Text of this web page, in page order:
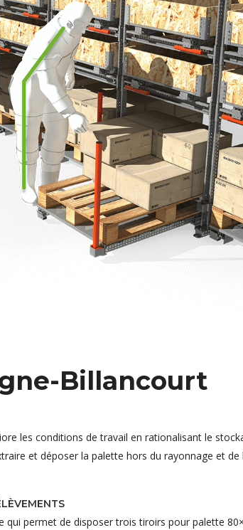
Billancourt
les conditions de travail en rationalisant le
et déposer la palette hors du rayonnage et
permet de disposer trois tiroirs pour palette